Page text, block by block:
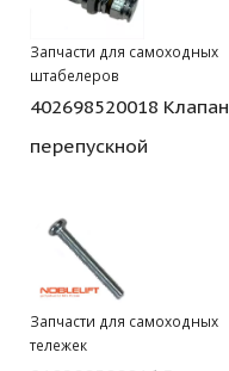
Запчасти для самоходных
штабелеров
402698520018 Клапан
перепускной
Запчасти для самоходных
тележек